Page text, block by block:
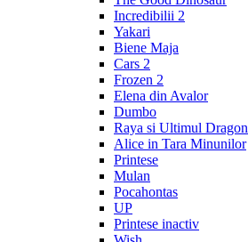
Incredibilii 2
Yakari
Biene Maja
Cars 2
Frozen 2
Elena din Avalor
Dumbo
Raya si Ultimul Dragon
Alice in Tara Minunilor
Printese
Mulan
Pocahontas
UP
Printese inactiv